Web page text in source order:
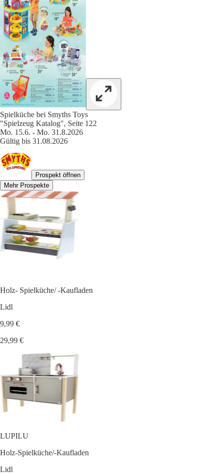
Spielküche bei Smyths Toys
"Spielzeug Katalog", Seite 122
Mo. 15.6. - Mo. 31.8.2026
Gültig bis 31.08.2026
Prospekt öffnen
Mehr Prospekte
Holz- Spielküche/ -Kaufladen
Lidl
9,99 €
29,99 €
LUPILU
Holz-Spielküche/-Kaufladen
Lidl